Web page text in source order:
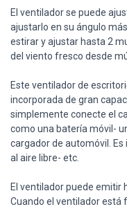
El ventilador se puede
ajustarlo en su ángulo
estirar y ajustar hasta 2
del viento fresco desde
Este ventilador de
incorporada de gran
simplemente conecte el
como una batería móvil-
cargador de automóvil.
al aire libre- etc.
El ventilador puede emitir
Cuando el ventilador está